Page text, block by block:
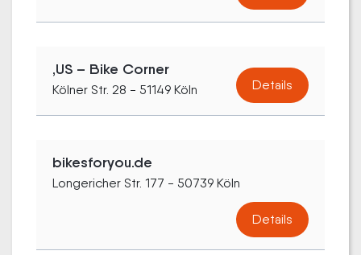
‚US – Bike Corner
Kölner Str. 28 - 51149 Köln Details
bikesforyou.de
Longericher Str. 177 - 50739 Köln
Details